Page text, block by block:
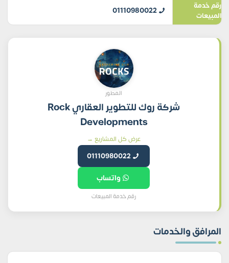
رقم خدمة
المبيعات
01110980022
المطور
شركة روك للتطوير العقاري Rock
Developments
عرض كل المشاريع →
01110980022
واتساب
رقم خدمة المبيعات
المرافق والخدمات